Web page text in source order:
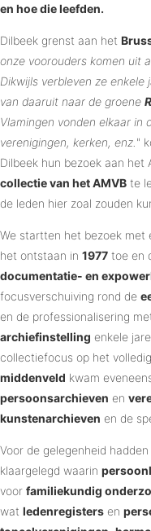
en hoe die leefden.
Dilbeek grenst aan het
onze voorouders komen uit
Dikwijls verbleven ze
van daaruit naar de groene
Vlamingen vonden elkaar in
verenigingen, kerken, enz. "
Dilbeek hun bezoek aan het
collectie van het AMVB te
de leden hier zoal zouden
We startten het bezoek met
het ontstaan in 1977 toe en
documentatie- en
focusverschuiving rond de
en de professionalisering
archiefinstelling enkele
collectiefocus op het
middenveld kwam
persoonsarchieven en
kunstenarchieven en de
Voor de gelegenheid
klaargelegd waarin
voor familiekundig
wat ledenregisters en